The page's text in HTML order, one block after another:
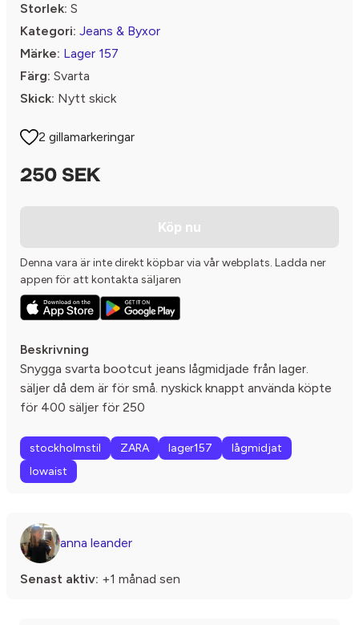
Storlek: S
Kategori: Jeans & Byxor
Märke: Lager 157
Färg: Svarta
Skick: Nytt skick
2 gillamarkeringar
250 SEK
Köp nu
Denna vara är inte direkt köpbar via vår webplats. Ladda ner
appen för att kontakta säljaren
Beskrivning
Snygga svarta bootcut jeans lågmidjade från lager.
säljer då dem är för små. nyskick knappt använda köpte
för 400 säljer för 250
stockholmstil ZARA lager157
lågmidjat
lowaist
anna leander
Senast aktiv: +1 månad sen